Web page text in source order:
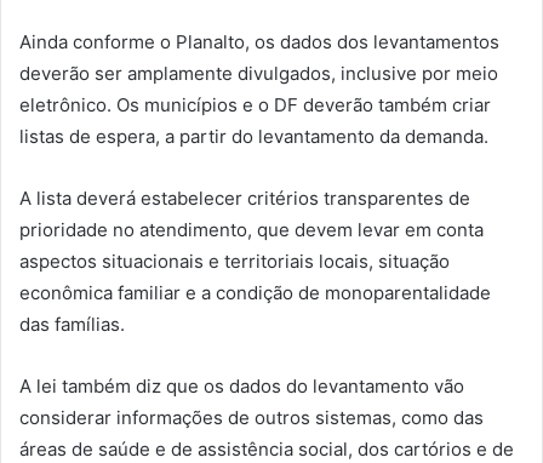
Ainda conforme o Planalto, os dados dos levantamentos
deverão ser amplamente divulgados, inclusive por meio
eletrônico. Os municípios e o DF deverão também criar
listas de espera, a partir do levantamento da demanda.
A lista deverá estabelecer critérios transparentes de
prioridade no atendimento, que devem levar em conta
aspectos situacionais e territoriais locais, situação
econômica familiar e a condição de monoparentalidade
das famílias.
A lei também diz que os dados do levantamento vão
considerar informações de outros sistemas, como das
áreas de saúde e de assistência social, dos cartórios e de